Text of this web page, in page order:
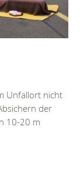
Unfallort nicht
der
10-20 m